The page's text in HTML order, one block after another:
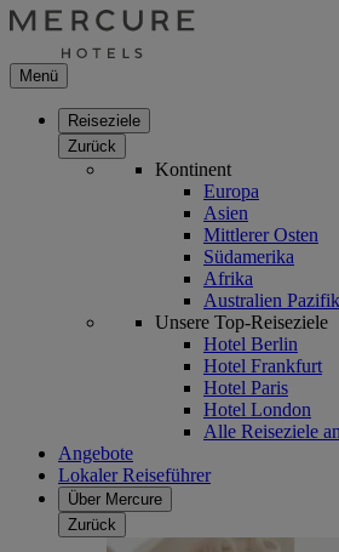
Menü
Reiseziele
Zurück
Kontinent
Europa
Asien
Mittlerer Osten
Südamerika
Afrika
Australien Pazifik
Unsere Top-Reiseziele
Hotel Berlin
Hotel Frankfurt
Hotel Paris
Hotel London
Alle Reiseziele
Angebote
Lokaler Reiseführer
Über Mercure
Zurück